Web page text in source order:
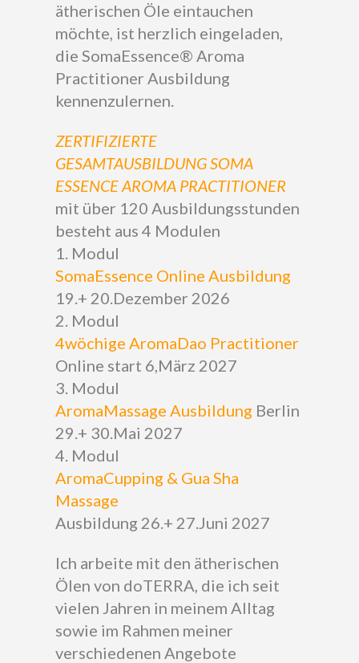
ätherischen Öle eintauchen
möchte, ist herzlich eingeladen,
die SomaEssence® Aroma
Practitioner Ausbildung
kennenzulernen.
ZERTIFIZIERTE
GESAMTAUSBILDUNG SOMA
ESSENCE AROMA PRACTITIONER
mit über 120 Ausbildungsstunden
besteht aus 4 Modulen
1. Modul
SomaEssence Online Ausbildung
19.+ 20.Dezember 2026
2. Modul
4wöchige AromaDao Practitioner
Online start 6,März 2027
3. Modul
AromaMassage Ausbildung Berlin
29.+ 30.Mai 2027
4. Modul
AromaCupping & Gua Sha
Massage
Ausbildung 26.+ 27.Juni 2027
Ich arbeite mit den ätherischen
Ölen von doTERRA, die ich seit
vielen Jahren in meinem Alltag
sowie im Rahmen meiner
verschiedenen Angebote